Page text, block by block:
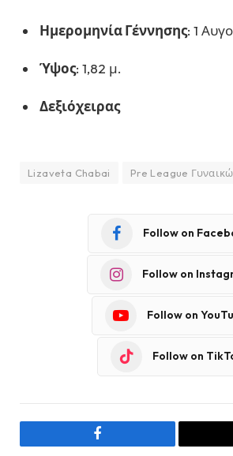
Ημερομηνία Γέννησης: 1
Ύψος: 1,82 μ.
Δεξιόχειρας
Lizaveta Chabai Pre League
Follow on
Follow on
Follow on
Follow on
Facebook